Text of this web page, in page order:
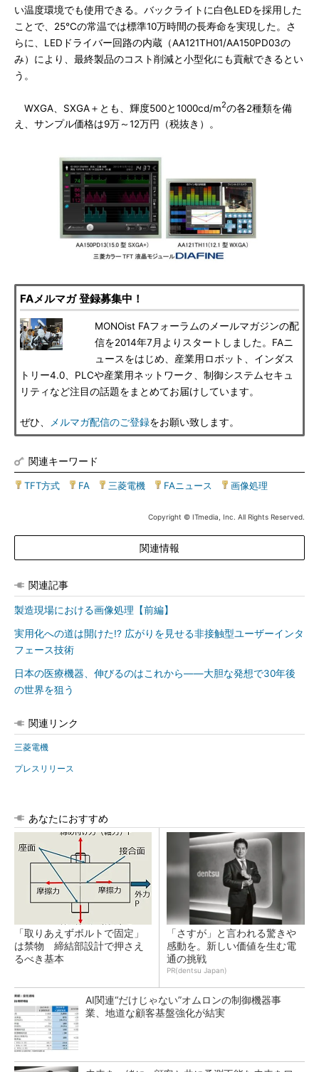
い温度環境でも使用できる。バックライトに白色LEDを採用した
ことで、25℃の常温では標準10万時間の長寿命を実現した。さ
らに、LEDドライバー回路の内蔵（AA121TH01/AA150PD03の
み）により、最終製品のコスト削減と小型化にも貢献できるとい
う。
WXGA、SXGA＋とも、輝度500と1000cd/m2の各2種類を備
え、サンプル価格は9万～12万円（税抜き）。
FAメルマガ 登録募集中！
MONOist FAフォーラムのメールマガジンの配
信を2014年7月よりスタートしました。FAニ
ュースをはじめ、産業用ロボット、インダス
トリー4.0、PLCや産業用ネットワーク、制御システムセキュ
リティなど注目の話題をまとめてお届けしています。
ぜひ、 メルマガ配信のご登録をお願い致します。
関連キーワード
TFT方式 FA 三菱電機 FAニュース 画像処理
Copyright © ITmedia, Inc. All Rights Reserved.
関連情報
関連記事
製造現場における画像処理【前編】
実用化への道は開けた!? 広がりを見せる非接触型ユーザーインタ
フェース技術
日本の医療機器、伸びるのはこれから――大胆な発想で30年後
の世界を狙う
関連リンク
三菱電機
プレスリリース
あなたにおすすめ
「取りあえずボルトで固定」
は禁物 締結部設計で押さえ
るべき基本
「さすが」と言われる驚きや
感動を。新しい価値を生む電
通の挑戦
PR(dentsu Japan)
AI関連“だけじゃない”オムロンの制御機器事
業、地道な顧客基盤強化が結実